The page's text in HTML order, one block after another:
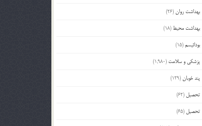
بهداشت روان(26)
بهداشت محیط (18)
بودائیسم(15)
پزشکی و سلامت (1,980)
پند خوبان(129)
تحصیل (62)
تحصیل (65)